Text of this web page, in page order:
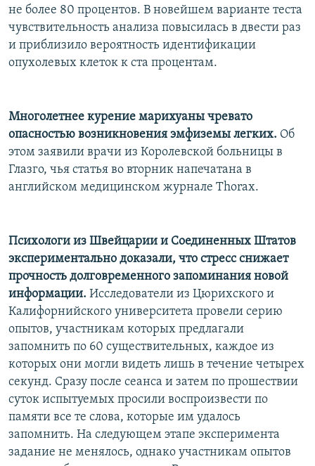
не более 80 процентов. В новейшем варианте теста
чувствительность анализа повысилась в двести раз
и приблизило вероятность идентификации
опухолевых клеток к ста процентам.
Многолетнее курение марихуаны чревато
опасностью возникновения эмфиземы легких. Об
этом заявили врачи из Королевской больницы в
Глазго, чья статья во вторник напечатана в
английском медицинском журнале Thorax.
Психологи из Швейцарии и Соединенных Штатов
экспериментально доказали, что стресс снижает
прочность долговременного запоминания новой
информации. Исследователи из Цюрихского и
Калифорнийского университета провели серию
опытов, участникам которых предлагали
запомнить по 60 существительных, каждое из
которых они могли видеть лишь в течение четырех
секунд. Сразу после сеанса и затем по прошествии
суток испытуемых просили воспроизвести по
памяти все те слова, которые им удалось
запомнить. На следующем этапе эксперимента
задание не менялось, однако участникам опытов